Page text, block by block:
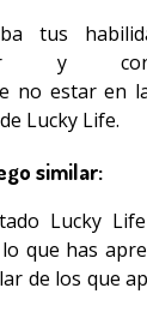
tus
y
no estar en
Lucky Life.
similar:
Lucky
que has
de los que